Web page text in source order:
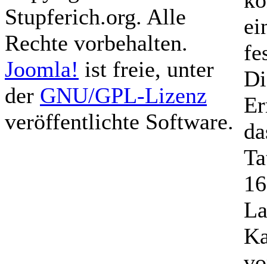
Stupferich.org. Alle
Rechte vorbehalten.
Joomla! ist freie, unter
der GNU/GPL-Lizenz
veröffentlichte Software.